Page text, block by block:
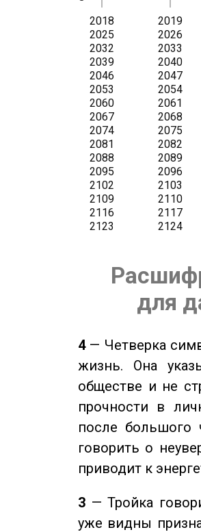
для
4— Четверка
жизнь. Она
обществе и не
прочности в
после большого
говорить о
приводит к
3 — Тройка
уже видны